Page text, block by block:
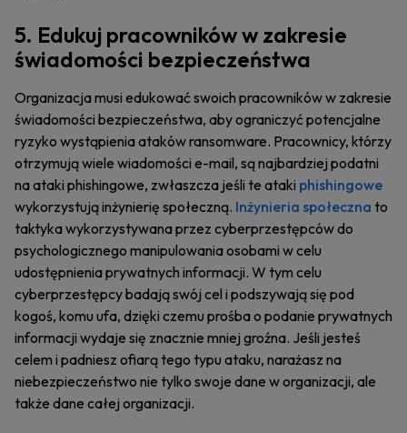
5. Edukuj pracowników w zakresie
świadomości bezpieczeństwa
Organizacja musi edukować swoich pracowników w zakresie
świadomości bezpieczeństwa, aby ograniczyć potencjalne
ryzyko wystąpienia ataków ransomware. Pracownicy, którzy
otrzymują wiele wiadomości e-mail, są najbardziej podatni
na ataki phishingowe, zwłaszcza jeśli te ataki phishingowe
wykorzystują inżynierię społeczną. Inżynieria społeczna to
taktyka wykorzystywana przez cyberprzestępców do
psychologicznego manipulowania osobami w celu
udostępnienia prywatnych informacji. W tym celu
cyberprzestępcy badają swój cel i podszywają się pod
kogoś, komu ufa, dzięki czemu prośba o podanie prywatnych
informacji wydaje się znacznie mniej groźna. Jeśli jesteś
celem i padniesz ofiarą tego typu ataku, narażasz na
niebezpieczeństwo nie tylko swoje dane w organizacji, ale
także dane całej organizacji.